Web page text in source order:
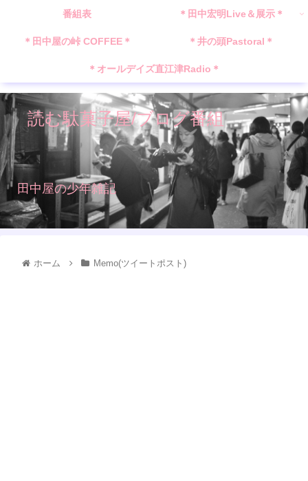
読む駄菓子屋/ブログ番組
田中屋の少年雑記
番組表 ＊田中宏明Live＆展示＊
＊田中屋の峠 COFFEE＊ ＊井の頭Pastoral＊
＊オールデイズ直江津Radio＊
ホーム Memo(ツイートポスト)